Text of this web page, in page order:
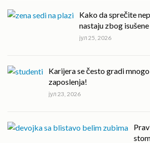
Kako da sprečite
nastaju zbog
јул 25, 2026
Karijera se često gradi
zaposlenja!
јул 23, 2026